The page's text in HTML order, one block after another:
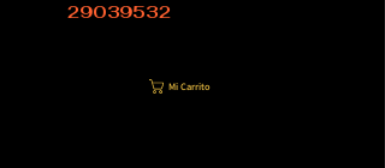
29039532
Mi Carrito